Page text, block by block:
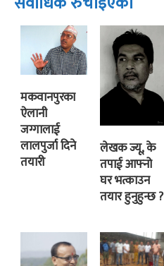
मकवानपुरका
ऐलानी
जग्गालाई
लालपुर्जा दिने
तयारी
लेखक ज्यू, के
तपाई आफ्नो
घर भत्काउन
तयार हुनुहुन्छ ?